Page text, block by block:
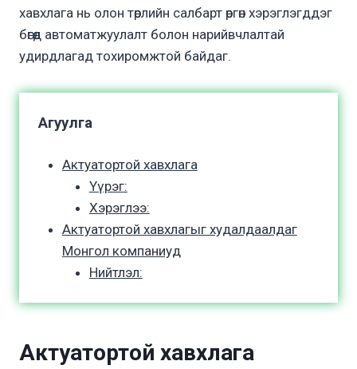
хавхлага нь олон төрлийн салбарт өргөн хэрэглэгддэг
бөгөөд автоматжуулалт болон нарийвчлалтай
удирдлагад тохиромжтой байдаг.
Агуулга
Актуатортой хавхлага
Үүрэг:
Хэрэглээ:
Актуатортой хавхлагыг худалдаалдаг
Монгол компаниуд
Нийтлэл:
Актуатортой хавхлага